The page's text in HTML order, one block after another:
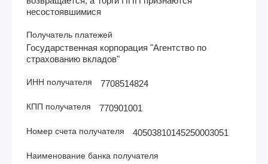
несостоявшимися
Получатель платежей
Государственная корпорация "Агентство по
страхованию вкладов"
ИНН получателя 7708514824
КПП получателя 770901001
Номер счета получателя 40503810145250003051
Наименование банка получателя